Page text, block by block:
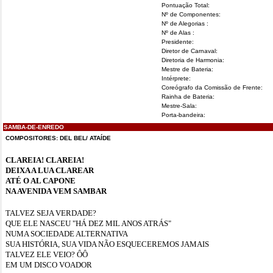
Pontuação Total:
Nº de Componentes:
Nº de Alegorias :
Nº de Alas :
Presidente:
Diretor de Carnaval:
Diretoria de Harmonia:
Mestre de Bateria:
Intérprete:
Coreógrafo da Comissão de Frente:
Rainha de Bateria:
Mestre-Sala:
Porta-bandeira:
SAMBA-DE-ENREDO
COMPOSITORES: DEL BEL/ ATAÍDE
CLAREIA! CLAREIA!
DEIXA A LUA CLAREAR
ATÉ O AL CAPONE
NA AVENIDA VEM SAMBAR
TALVEZ SEJA VERDADE?
QUE ELE NASCEU "HÁ DEZ MIL ANOS ATRÁS"
NUMA SOCIEDADE ALTERNATIVA
SUA HISTÓRIA, SUA VIDA NÃO ESQUECEREMOS JAMAIS
TALVEZ ELE VEIO? ÔÔ
EM UM DISCO VOADOR